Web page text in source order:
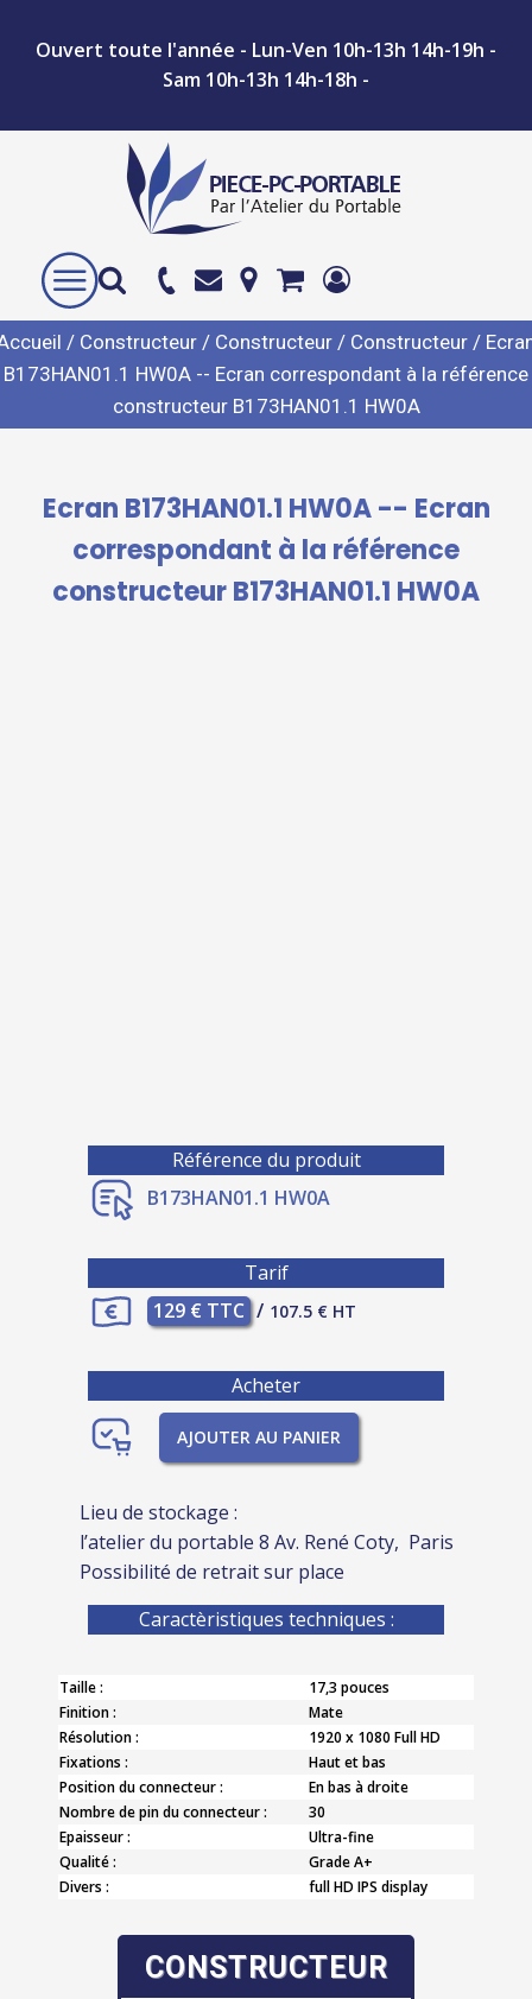
Ouvert toute l'année - Lun-Ven 10h-13h 14h-19h -
Sam 10h-13h 14h-18h -
/ Constructeur / Constructeur / Constructeur /
B173HAN01.1 HW0A -- Ecran correspondant à la référence
constructeur B173HAN01.1 HW0A
Ecran B173HAN01.1 HW0A -- Ecran
correspondant à la référence
constructeur B173HAN01.1 HW0A
Référence du produit
B173HAN01.1 HW0A
Tarif
129 € TTC / 107.5 € HT
Acheter
AJOUTER AU PANIER
Lieu de stockage :
l’atelier du portable 8 Av. René Coty, Paris
Possibilité de retrait sur place
Caractèristiques techniques :
Taille :
17,3 pouces
Finition :
Mate
Résolution :
1920 x 1080 Full HD
Fixations :
Haut et bas
Position du connecteur :
En bas à droite
Nombre de pin du connecteur :
30
Epaisseur :
Ultra-fine
Qualité :
Grade A+
Divers :
full HD IPS display
CONSTRUCTEUR